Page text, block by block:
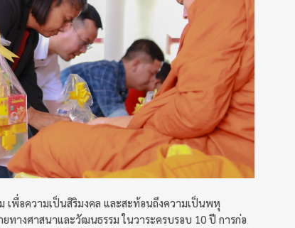
พื่อความเป็นสิริมงคล และสะท้อนถึงความเป็นพหุ
างศาสนาและวัฒนธรรม ในวาระครบรอบ 10 ปี การก่อ